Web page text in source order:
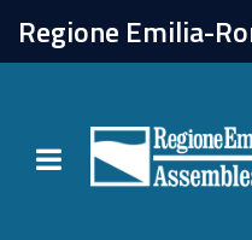
Regione Emilia-
Toggle navigation
chiudi
Attività